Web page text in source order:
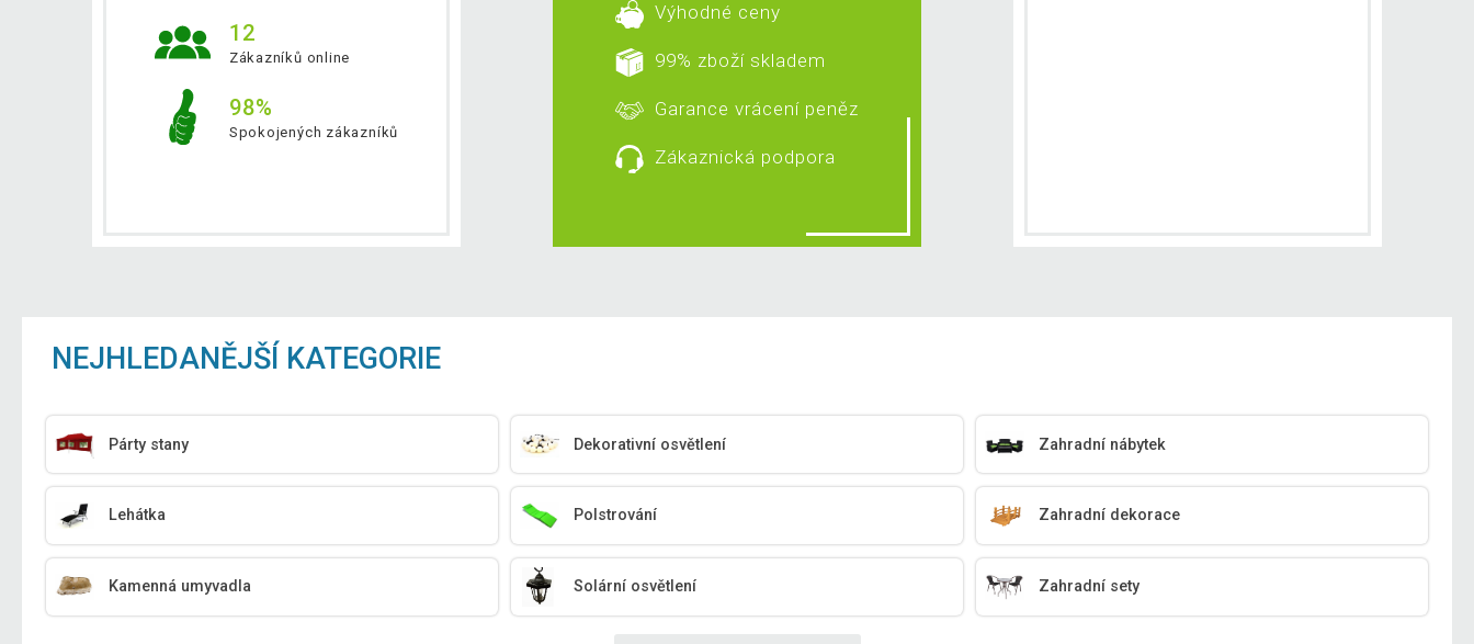
12
Zákazníků online
98%
Spokojených zákazníků
Výhodné ceny
99% zboží skladem
Garance vrácení peněz
Zákaznická podpora
NEJHLEDANĚJŠÍ KATEGORIE
Párty stany Dekorativní osvětlení Zahradní nábytek
Lehátka Polstrování Zahradní dekorace
Kamenná umyvadla Solární osvětlení Zahradní sety